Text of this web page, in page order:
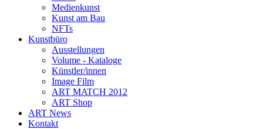
Medienkunst
Kunst am Bau
NFTs
Kunstbüro
Ausstellungen
Volume - Kataloge
Künstler/innen
Image Film
ART MATCH 2012
ART Shop
ART News
Kontakt